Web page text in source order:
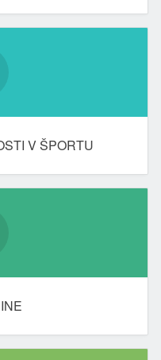
V ŠPORTU